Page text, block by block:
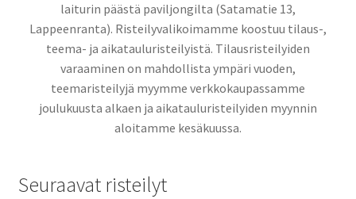
laiturin päästä paviljongilta (Satamatie 13,
Lappeenranta). Risteilyvalikoimamme koostuu tilaus-,
teema- ja aikatauluristeilyistä. Tilausristeilyiden
varaaminen on mahdollista ympäri vuoden,
teemaristeilyjä myymme verkkokaupassamme
joulukuusta alkaen ja aikatauluristeilyiden myynnin
aloitamme kesäkuussa.
Seuraavat risteilyt